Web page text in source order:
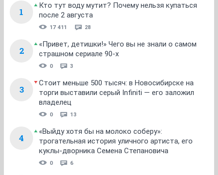
1
Кто тут воду мутит? Почему нельзя купаться
после 2 августа
17 411 28
2
«Привет, детишки!» Чего вы не знали о самом
страшном сериале 90-х
0 3
3
Стоит меньше 500 тысяч: в Новосибирске на
торги выставили серый Infiniti — его заложил
владелец
0 13
4
«Выйду хотя бы на молоко соберу»:
трогательная история уличного артиста, его
куклы-дворника Семена Степановича
0 6